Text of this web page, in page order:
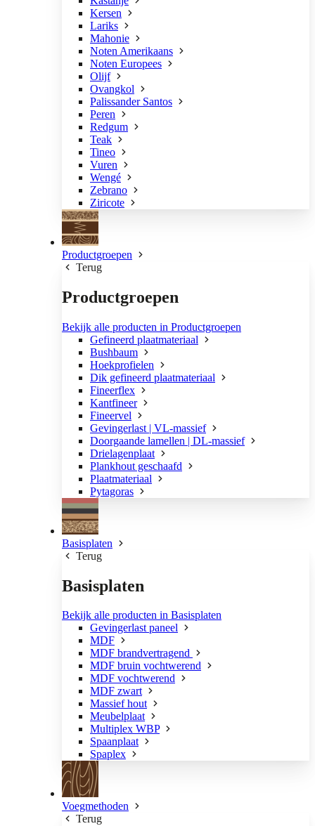
Kersen
Lariks
Mahonie
Noten Amerikaans
Noten Europees
Olijf
Ovangkol
Palissander Santos
Peren
Redgum
Teak
Tineo
Vuren
Wengé
Zebrano
Ziricote
Productgroepen
Terug
Productgroepen
Bekijk alle producten in Productgroepen
Gefineerd plaatmateriaal
Bushbaum
Hoekprofielen
Dik gefineerd plaatmateriaal
Fineerflex
Kantfineer
Fineervel
Gevingerlast | VL-massief
Doorgaande lamellen | DL-massief
Drielagenplaat
Plankhout geschaafd
Plaatmateriaal
Pytagoras
Basisplaten
Terug
Basisplaten
Bekijk alle producten in Basisplaten
Gevingerlast paneel
MDF
MDF brandvertragend
MDF bruin vochtwerend
MDF vochtwerend
MDF zwart
Massief hout
Meubelplaat
Multiplex WBP
Spaanplaat
Spaplex
Voegmethoden
Terug